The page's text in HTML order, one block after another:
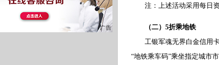
注：上述活动采用每日资
（二）5折乘地铁
工银军魂无界白金信用卡
“地铁乘车码”乘坐指定城市